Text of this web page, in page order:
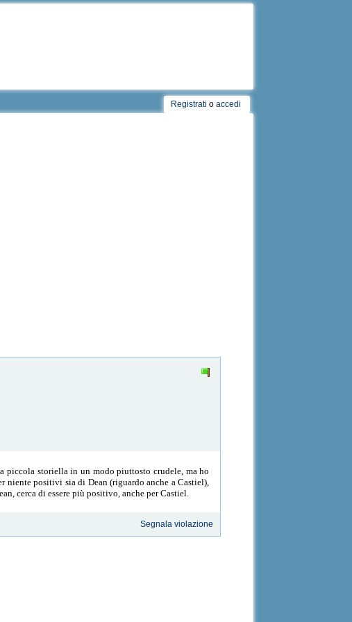
Registrati o accedi
piccola storiella in un modo piuttosto crudele, ma ho
niente positivi sia di Dean (riguardo anche a Castiel),
cerca di essere più positivo, anche per Castiel.
Segnala violazione